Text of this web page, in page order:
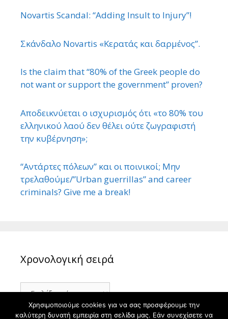
Novartis Scandal: “Adding Insult to Injury”!
Σκάνδαλο Novartis «Κερατάς και δαρμένος”.
Is the claim that “80% of the Greek people do
not want or support the government” proven?
Αποδεικνύεται ο ισχυρισμός ότι «το 80% του
ελληνικού λαού δεν θέλει ούτε ζωγραφιστή
την κυβέρνηση»;
“Αντάρτες πόλεων” και οι ποινικοί; Μην
τρελαθούμε/”Urban guerrillas” and career
criminals? Give me a break!
Χρονολογική σειρά
Χρονολογική
σειρά
Χρησιμοποιούμε cookies για να σας προσφέρουμε την
καλύτερη δυνατή εμπειρία στη σελίδα μας. Εάν συνεχίσετε να